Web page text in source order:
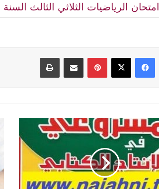
امتحان الرياضيات الثلاثي الثالث السنة
فيسبوك ‫X بينتيريستمشاركة عبر البريد طباعة